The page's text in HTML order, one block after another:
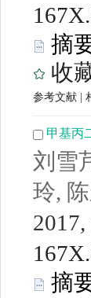
摘
收
参考文献
甲基丙
刘雪
玲,
摘